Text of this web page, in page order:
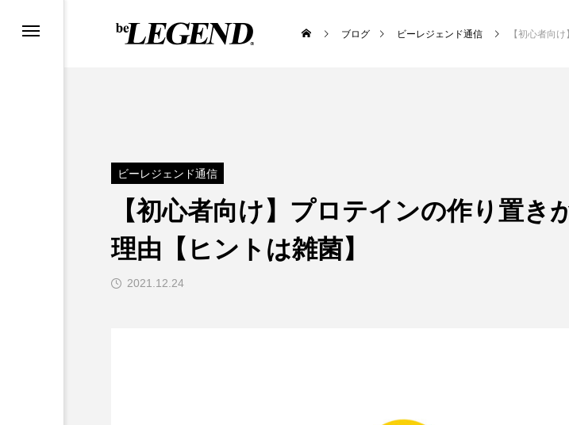
ブログ ビーレジェンド通信 【初心者向け】プロテイ
ビーレジェンド通信
【初心者向け】プロテインの作り置き
理由【ヒントは雑菌】
2021.12.24
ビーレ